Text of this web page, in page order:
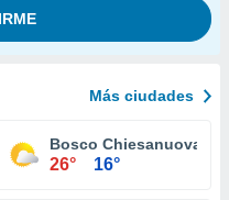
Más ciudades
Bosco Chiesanuova
26° 16°